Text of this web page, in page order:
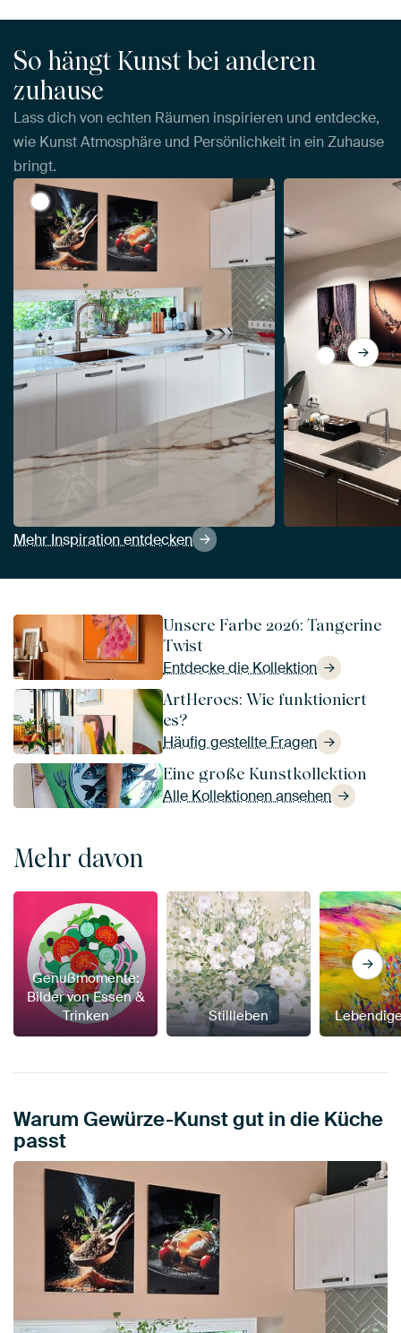
So hängt Kunst bei anderen
zuhause
Lass dich von echten Räumen inspirieren und entdecke,
wie Kunst Atmosphäre und Persönlichkeit in ein Zuhause
bringt.
Mehr Inspiration entdecken
View Gewürzexplosion von Martin Mol
Unsere Farbe 2026: Tangerine
Twist
Entdecke die Kollektion
ArtHeroes: Wie funktioniert
es?
Häufig gestellte Fragen
Eine große Kunstkollektion
Alle Kollektionen ansehen
Mehr davon
Genußmomente:
Bilder von Essen &
Trinken
Stillleben
Warum Gewürze-Kunst gut in die Küche
passt